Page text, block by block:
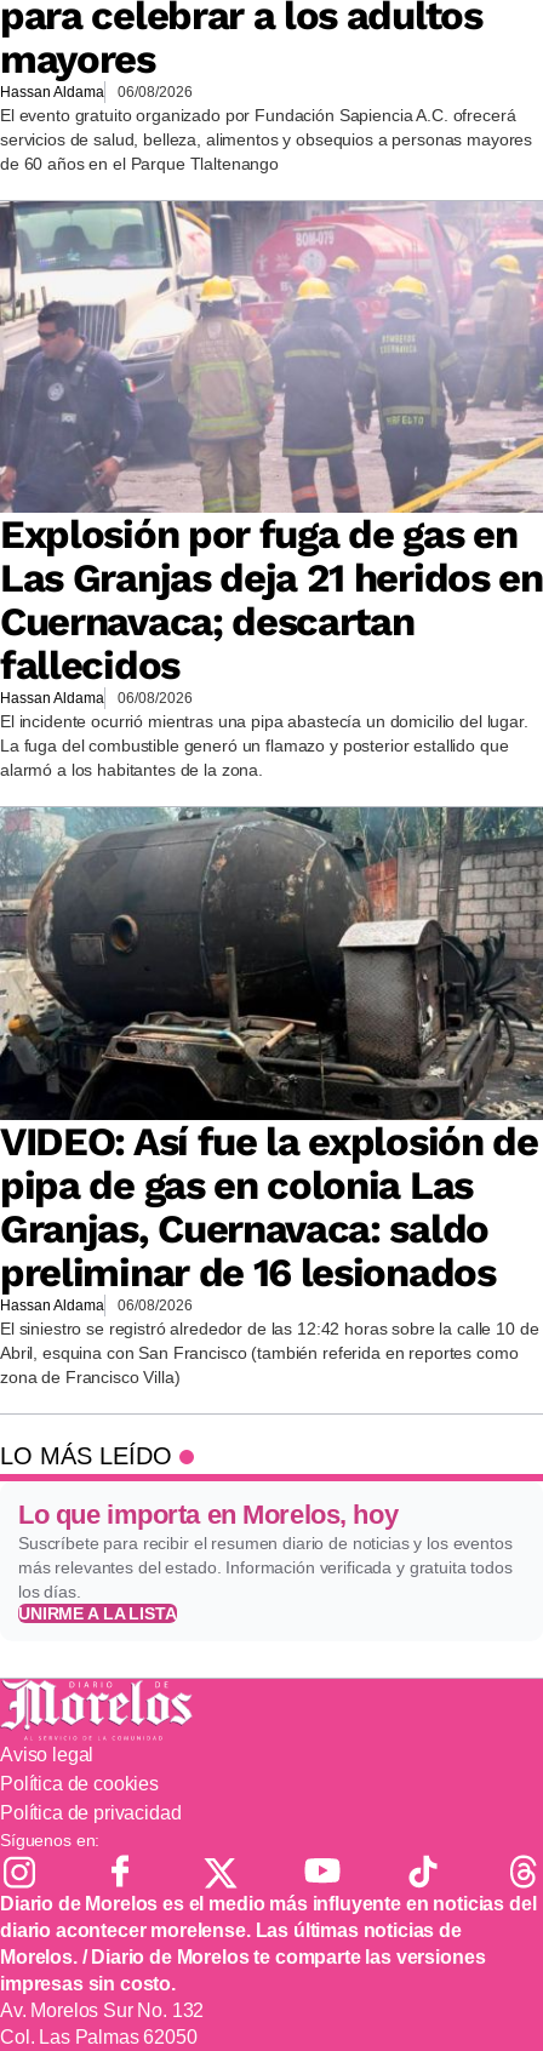
para celebrar a los adultos
mayores
Hassan Aldama 06/08/2026
El evento gratuito organizado por Fundación Sapiencia A.C. ofrecerá
servicios de salud, belleza, alimentos y obsequios a personas mayores
de 60 años en el Parque Tlaltenango
Explosión por fuga de gas en
Las Granjas deja 21 heridos en
Cuernavaca; descartan
fallecidos
Hassan Aldama 06/08/2026
El incidente ocurrió mientras una pipa abastecía un domicilio del lugar.
La fuga del combustible generó un flamazo y posterior estallido que
alarmó a los habitantes de la zona.
VIDEO: Así fue la explosión de
pipa de gas en colonia Las
Granjas, Cuernavaca: saldo
preliminar de 16 lesionados
Hassan Aldama 06/08/2026
El siniestro se registró alrededor de las 12:42 horas sobre la calle 10 de
Abril, esquina con San Francisco (también referida en reportes como
zona de Francisco Villa)
LO MÁS LEÍDO
Lo que importa en Morelos, hoy
Suscríbete para recibir el resumen diario de noticias y los eventos
más relevantes del estado. Información verificada y gratuita todos
los días.
UNIRME A LA LISTA
Aviso legal
Política de cookies
Política de privacidad
Síguenos en:
Diario de Morelos es el medio más influyente en noticias del
diario acontecer morelense. Las últimas noticias de
Morelos. / Diario de Morelos te comparte las versiones
impresas sin costo.
Av. Morelos Sur No. 132
Col. Las Palmas 62050